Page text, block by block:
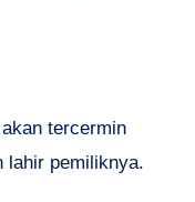
tercermin
lahir pemiliknya.